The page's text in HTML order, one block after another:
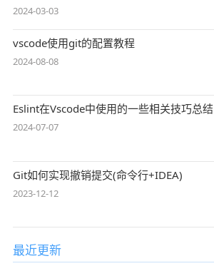
2024-03-03
vscode使用git的配置教程
2024-08-08
Eslint在Vscode中使用的一些相关技巧总结
2024-07-07
Git如何实现撤销提交(命令行+IDEA)
2023-12-12
最近更新